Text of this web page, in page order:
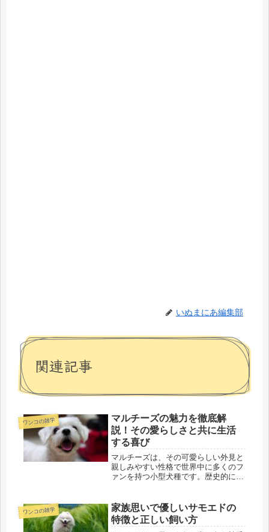
いぬまにあ編集部
関連記事
ワンコの雑学
マルチーズの魅力を徹底解
説！その愛らしさと共に生活
する喜び
マルチーズは、その可愛らしい外見と
親しみやすい性格で世界中に多くのフ
ァンを持つ小型犬種です。歴史的には
記事では、マルチーズの基本的な情報
とその魅力的な歴史について紹介しま
す...
ワンコの雑学
家族思いで優しいサモエドの
特徴と正しい飼い方